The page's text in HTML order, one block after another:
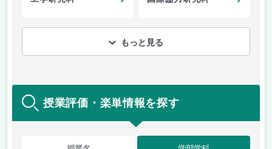
もっと見る
授業評価・楽単情報を探す